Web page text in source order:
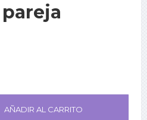
AÑADIR AL CARRITO